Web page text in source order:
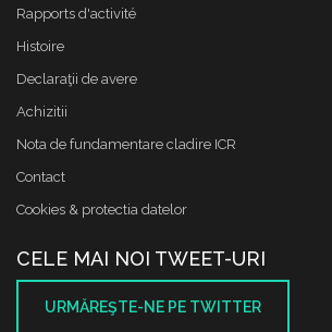
Rapports d'activité
Histoire
Declaraţii de avere
Achizitii
Nota de fundamentare cladire ICR
Contact
Cookies & protectia datelor
CELE MAI NOI TWEET-URI
URMĂREŞTE-NE PE TWITTER